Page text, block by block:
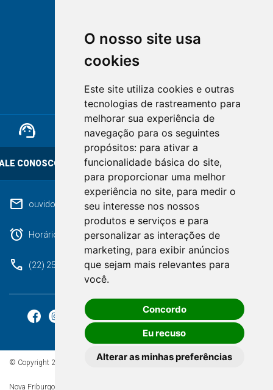
O nosso site usa
cookies
Este site utiliza cookies e outras
tecnologias de rastreamento para
melhorar sua experiência de
navegação para os seguintes
propósitos: para ativar a
funcionalidade básica do site,
para proporcionar uma melhor
experiência no site, para medir o
seu interesse nos nossos
produtos e serviços e para
personalizar as interações de
marketing, para exibir anúncios
que sejam mais relevantes para
você.
Concordo
Eu recuso
Alterar as minhas preferências
NOVA FRIBURGO
RIO DE JANEIRO
mail ouvidoriageral@pmnf.rj.gov.br
alarm Horário de atendimento: Segunda a Sexta das 09h às 17h.
phone (22) 2525-9100
support_agent
CONOSCO
mail
OUVIDORIA
© Copyright 2026 - Todos os direitos reservados à Prefeitura de
Nova Friburgo/RJ